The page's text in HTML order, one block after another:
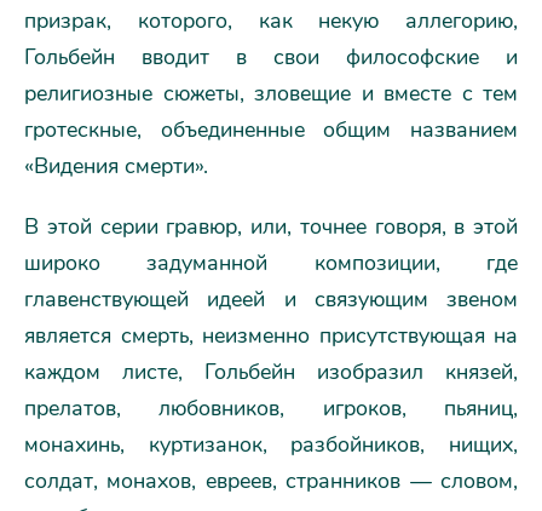
призрак, которого, как некую аллегорию,
Гольбейн вводит в свои философские и
религиозные сюжеты, зловещие и вместе с тем
гротескные, объединенные общим названием
«Видения смерти».
В этой серии гравюр, или, точнее говоря, в этой
широко задуманной композиции, где
главенствующей идеей и связующим звеном
является смерть, неизменно присутствующая на
каждом листе, Гольбейн изобразил князей,
прелатов, любовников, игроков, пьяниц,
монахинь, куртизанок, разбойников, нищих,
солдат, монахов, евреев, странников — словом,